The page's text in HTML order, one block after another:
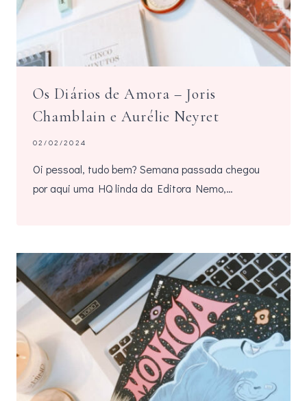
Os Diários de Amora – Joris
Chamblain e Aurélie Neyret
02/02/2024
Oi pessoal, tudo bem? Semana passada chegou
por aqui uma HQ linda da Editora Nemo,…